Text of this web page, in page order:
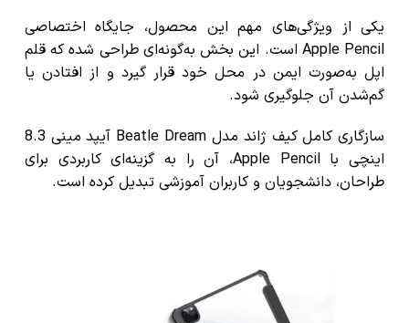
یکی از ویژگی‌های مهم این محصول، جایگاه اختصاصی
Apple Pencil است. این بخش به‌گونه‌ای طراحی شده که قلم
اپل به‌صورت ایمن در محل خود قرار گیرد و از افتادن یا
گم‌شدن آن جلوگیری شود.
سازگاری کامل کیف ژاند مدل Beatle Dream آیپد مینی 8.3
اینچی با Apple Pencil، آن را به گزینه‌ای کاربردی برای
طراحان، دانشجویان و کاربران آموزشی تبدیل کرده است.